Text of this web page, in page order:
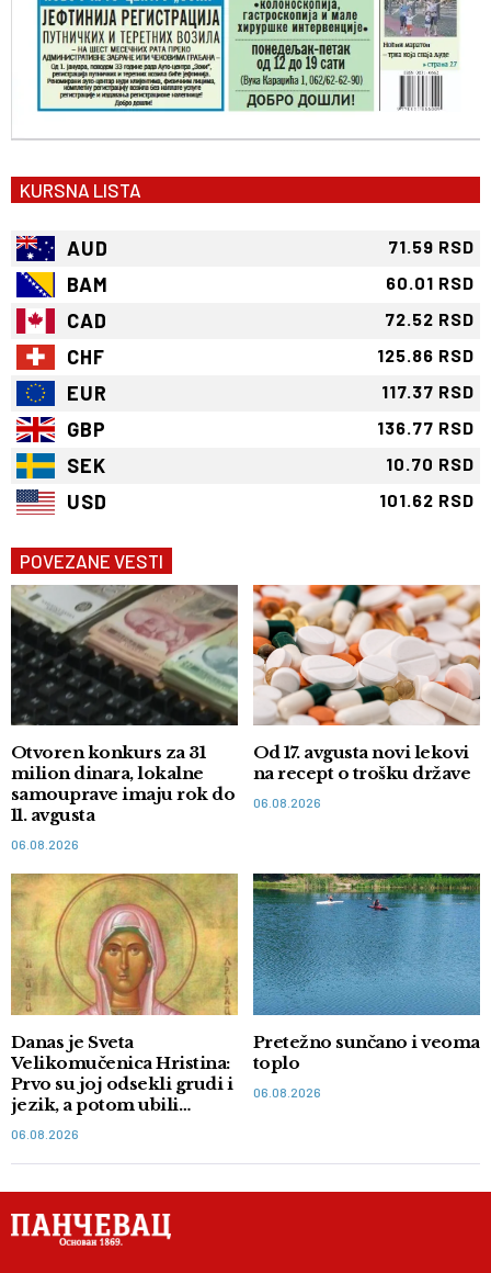
KURSNA LISTA
AUD 71.59 RSD
BAM 60.01 RSD
CAD 72.52 RSD
CHF 125.86 RSD
EUR 117.37 RSD
GBP 136.77 RSD
SEK 10.70 RSD
USD 101.62 RSD
POVEZANE VESTI
Otvoren konkurs za 31
milion dinara, lokalne
samouprave imaju rok do
11. avgusta
06.08.2026
Od 17. avgusta novi lekovi
na recept o trošku države
06.08.2026
Danas je Sveta
Velikomučenica Hristina:
Prvo su joj odsekli grudi i
jezik, a potom ubili
06.08.2026
Pretežno sunčano i veoma
toplo
06.08.2026